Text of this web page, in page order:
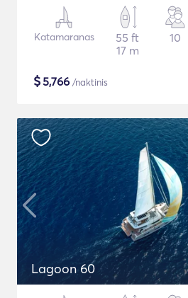
Katamaranas
55 ft
17 m
10
$5,766 /naktinis
Lagoon 60